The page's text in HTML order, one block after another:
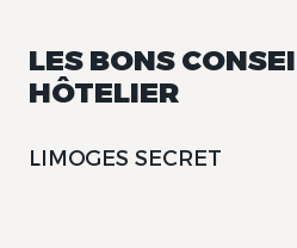
LES BONS
HÔTELIER
LIMOGES SECRET